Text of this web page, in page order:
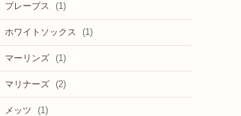
ブレーブス (1)
ホワイトソックス (1)
マーリンズ (1)
マリナーズ (2)
メッツ (1)